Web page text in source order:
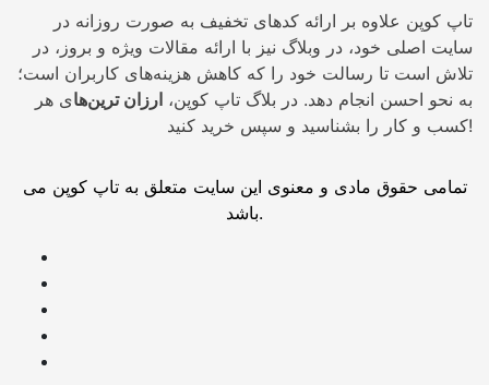
تاپ کوپن علاوه بر ارائه کدهای تخفیف به صورت روزانه در
سایت اصلی خود، در وبلاگ نیز با ارائه مقالات ویژه و بروز، در
تلاش است تا رسالت خود را که کاهش هزینه‌های کاربران است؛
به نحو احسن انجام دهد. در بلاگ تاپ کوپن، ارزان ترین‌های هر
کسب و کار را بشناسید و سپس خرید کنید!
تمامی حقوق مادی و معنوی این سایت متعلق به تاپ کوپن می
باشد.